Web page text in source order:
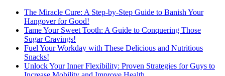
The Miracle Cure: A Step-by-Step Guide to Banish Your
Hangover for Good!
Tame Your Sweet Tooth: A Guide to Conquering Those
Sugar Cravings!
Fuel Your Workday with These Delicious and Nutritious
Snacks!
Unlock Your Inner Flexibility: Proven Strategies for Guys to